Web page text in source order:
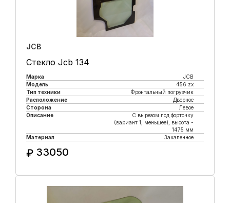
JCB
Стекло Jcb 134
Марка
JCB
Модель
456 zx
Тип техники
Фронтальный погрузчик
Расположение
Дверное
Сторона
Левое
Описание
С вырезом под форточку
(вариант 1, меньшее), высота -
1475 мм
Материал
Закаленное
₽ 33050